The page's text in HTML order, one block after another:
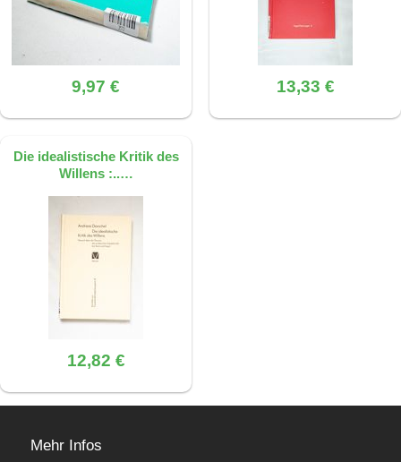
9,97 € 13,33 €
Die idealistische Kritik des
Willens :..…
12,82 €
Mehr Infos